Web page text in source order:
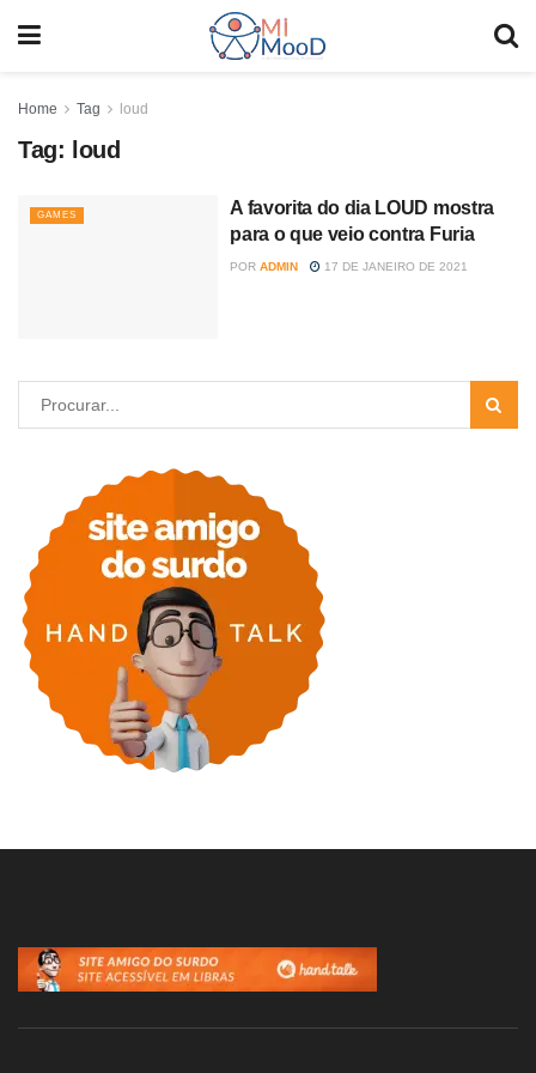
Home Tag loud
Tag: loud
GAMES
A favorita do dia LOUD mostra
para o que veio contra Furia
POR ADMIN 17 DE JANEIRO DE 2021